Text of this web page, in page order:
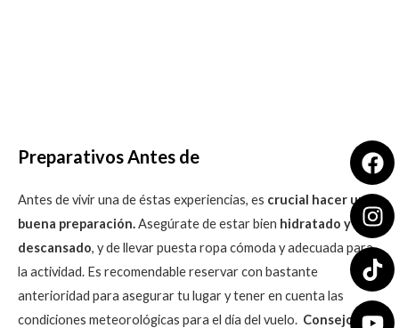
Preparativos Antes de
Antes de vivir una de éstas experiencias, es crucial hacer una
buena preparación.Asegúrate de estar bien hidratado y
descansado, y de llevar puesta ropa cómoda y adecuada para
la actividad. Es recomendable reservar con bastante
anterioridad para asegurar tu lugar y tener en cuenta las
condiciones meteorológicas para el día del vuelo. Consejos